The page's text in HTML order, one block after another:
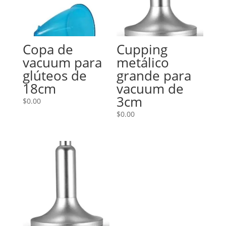
Copa de
vacuum para
glúteos de
18cm
$0.00
Cupping
metálico
grande para
vacuum de
3cm
$0.00